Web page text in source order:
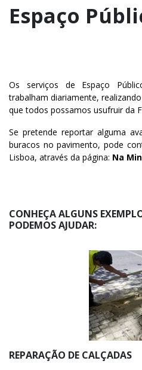
Espaço
Os serviços de Espaço
trabalham diariamente,
que todos possamos usufruir da
Se pretende reportar alguma
buracos no pavimento, pode
Lisboa, através da página: Na
CONHEÇA ALGUNS
PODEMOS AJUDAR:
REPARAÇÃO DE CALÇADAS